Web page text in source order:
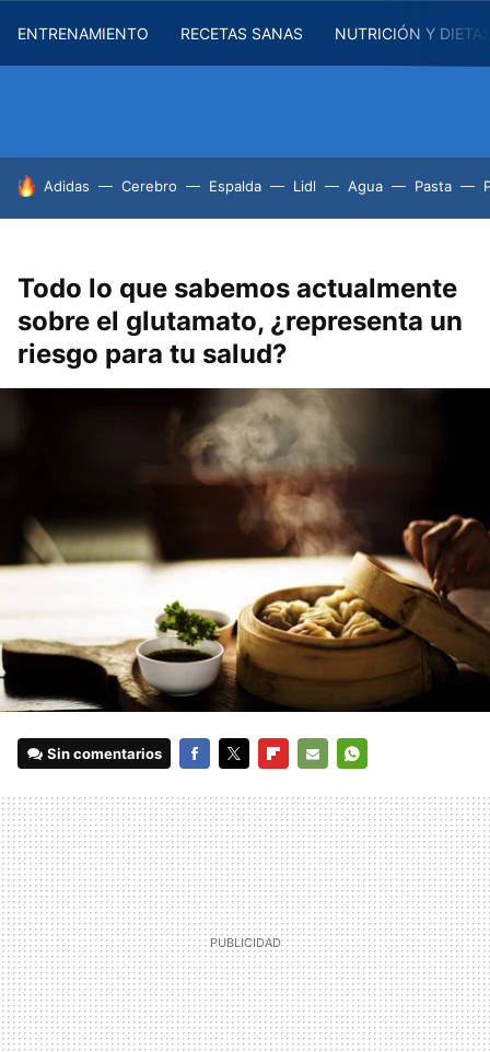
ENTRENAMIENTO RECETAS SANAS NUTRICIÓN Y
HOY SE HABLA DE
Adidas Cerebro Espalda Lidl Agua Pasta
Todo lo que sabemos actualmente
sobre el glutamato, ¿representa un
riesgo para tu salud?
Sin comentarios
MAIL